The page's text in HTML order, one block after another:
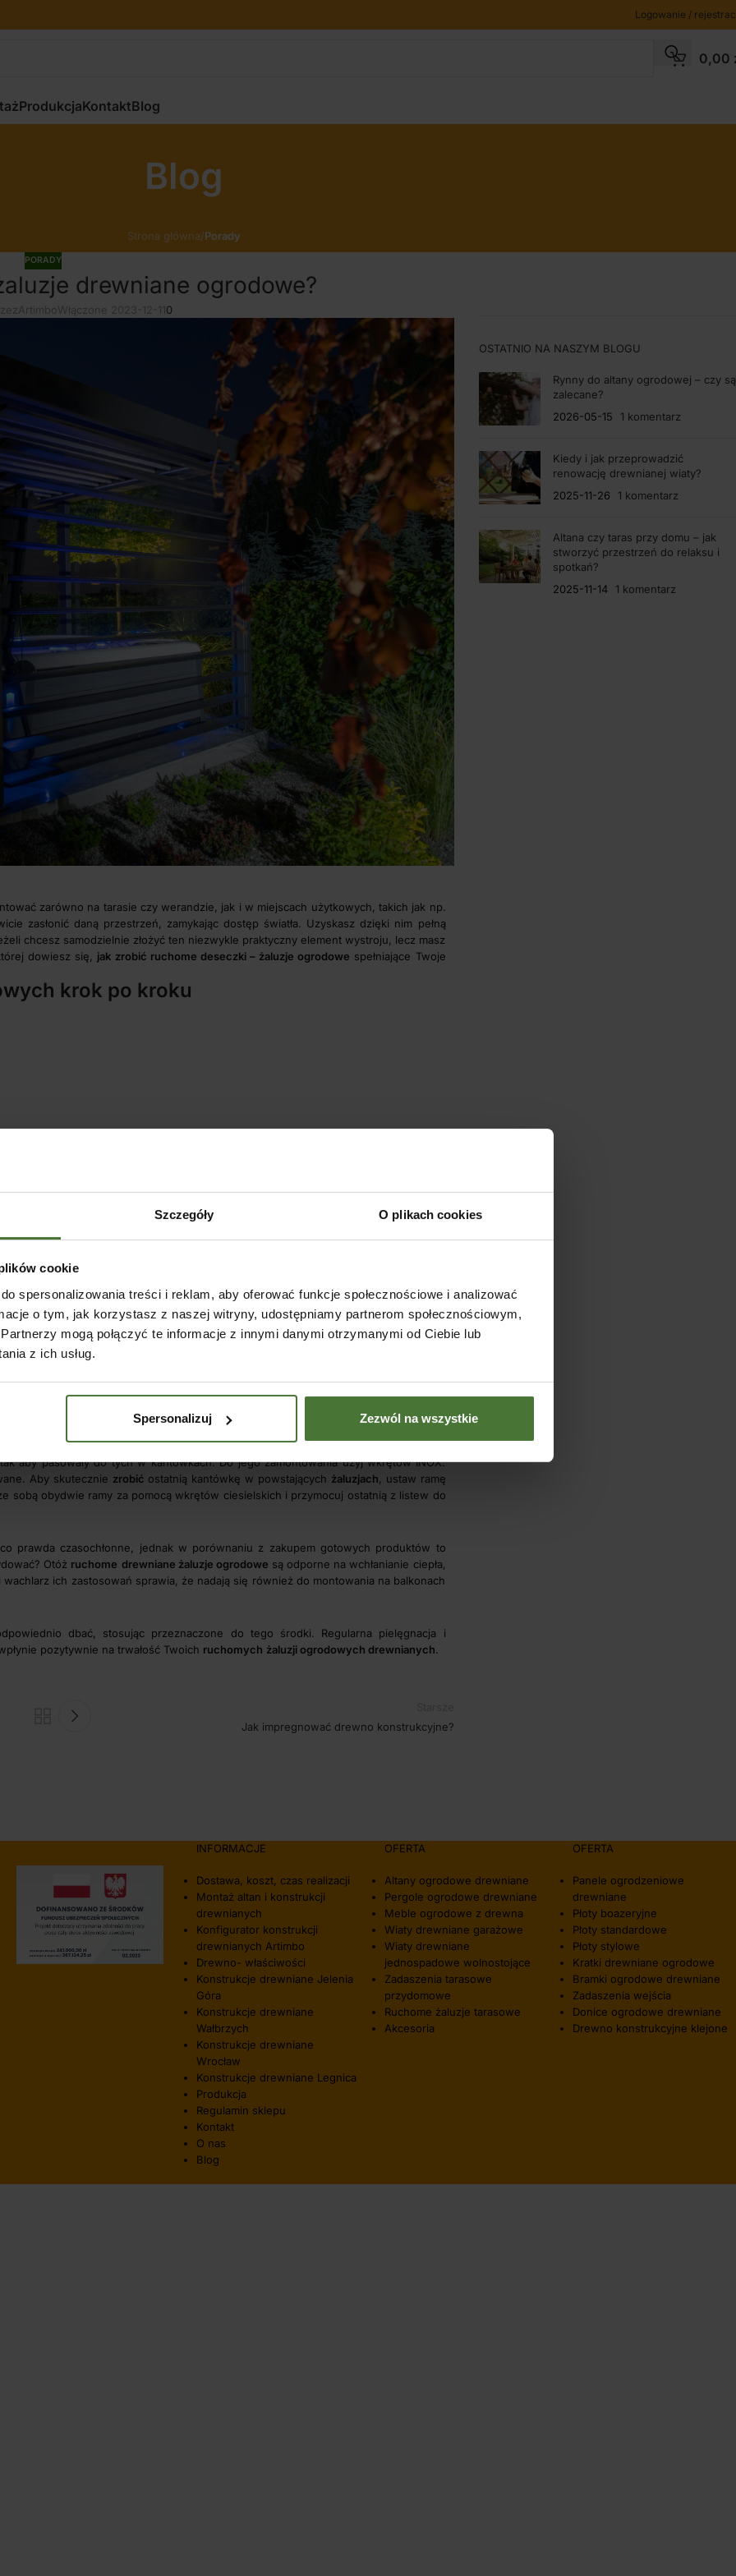
Szczegóły O plikach cookies
cookie
spersonalizowania treści i reklam, aby oferować funkcje społecznościowe i analizować
o tym, jak korzystasz z naszej witryny, udostępniamy partnerom społecznościowym,
mogą połączyć te informacje z innymi danymi otrzymanymi od Ciebie lub
z ich usług.
Spersonalizuj Zezwól na wszystkie
Logowanie /
0,00
ProdukcjaKontaktBlog
Blog
Strona główna/Porady
PORADY
drewniane ogrodowe?
0
zarówno na tarasie czy werandzie, jak i w miejscach użytkowych, takich jak np.
zasłonić daną przestrzeń, zamykając dostęp światła. Uzyskasz dzięki nim pełną
chcesz samodzielnie złożyć ten niezwykle praktyczny element wystroju, lecz masz
dowiesz się, jak zrobić ruchome deseczki – żaluzje ogrodowe spełniające Twoje
krok po kroku
Uwzględnij wymiary powierzchni, którą planujesz zasłonić. Zwróć
to możliwe dopiero po dobraniu konkretnej liczby deseczek. Ustal również liczbę
. Oznacz środek oraz miejsce na otwór na każdej z nich. Wywierć otwory i
Następnie usztywnij
muszą się również znaleźć miejsca na kołki. Następnie powinno się
aby pasowały do tych w kantówkach. Do jego zamontowania użyj wkrętów INOX.
Aby skutecznie zrobić ostatnią kantówkę w powstających żaluzjach , ustaw ramę
sobą obydwie ramy za pomocą wkrętów ciesielskich i przymocuj ostatnią z listew do
prawda czasochłonne, jednak w porównaniu z zakupem gotowych produktów to
Otóż ruchome drewniane żaluzje ogrodowe są odporne na wchłanianie ciepła,
ich zastosowań sprawia, że nadają się również do montowania na balkonach
dbać, stosując przeznaczone do tego środki. Regularna pielęgnacja i
pozytywnie na trwałość Twoich ruchomych żaluzji ogrodowych drewnianych.
Jak impregnować drewno konstrukcyjne?
OSTATNIO NA NASZYM BLOGU
Rynny do altany ogrodowej – czy są
zalecane?
2026-05-15
1 komentarz
Kiedy i jak przeprowadzić
renowację drewnianej wiaty?
2025-11-26
1 komentarz
Altana czy taras przy domu – jak
stworzyć przestrzeń do relaksu i
spotkań?
2025-11-14
1 komentarz
INFORMACJE
Dostawa, koszt, czas realizacji
Montaż altan i konstrukcji
drewnianych
Konfigurator konstrukcji
drewnianych Artimbo
Drewno- właściwości
Konstrukcje drewniane Jelenia
Góra
Konstrukcje drewniane
Wałbrzych
Konstrukcje drewniane
Wrocław
Konstrukcje drewniane Legnica
Produkcja
Regulamin sklepu
Kontakt
O nas
Blog
OFERTA
Altany ogrodowe drewniane
Pergole ogrodowe drewniane
Meble ogrodowe z drewna
Wiaty drewniane garażowe
Wiaty drewniane
jednospadowe wolnostojące
Zadaszenia tarasowe
przydomowe
Ruchome żaluzje tarasowe
Akcesoria
OFERTA
Panele ogrodzeniowe
drewniane
Płoty boazeryjne
Płoty standardowe
Płoty stylowe
Kratki drewniane ogrodowe
Bramki ogrodowe drewniane
Zadaszenia wejścia
Donice ogrodowe drewniane
Drewno konstrukcyjne klejone